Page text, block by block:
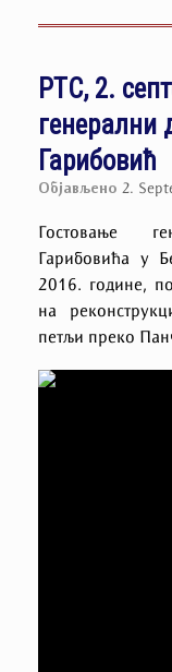
РТС, 2.
генерални
Гарибовић
Објављено 2.
Гостовање
Гарибовића у
2016. године,
на
петљи преко